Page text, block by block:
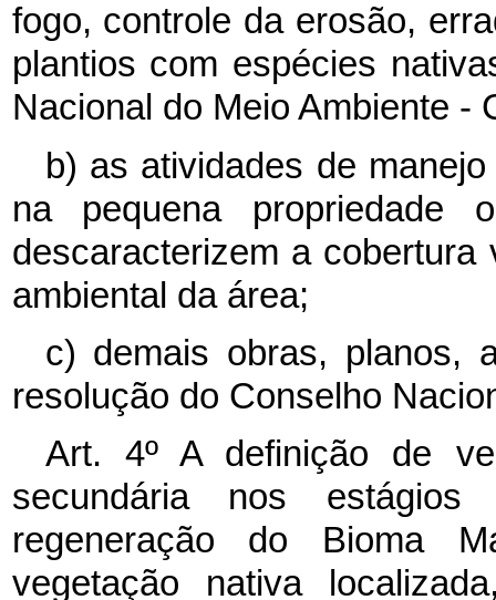
fogo, controle da erosão,
plantios com espécies
Nacional do Meio Ambiente -
b) as atividades de
na pequena
descaracterizem a
ambiental da área;
c) demais obras, planos,
resolução do Conselho
Art. 4º A definição de
secundária nos
regeneração do Bioma
vegetação nativa